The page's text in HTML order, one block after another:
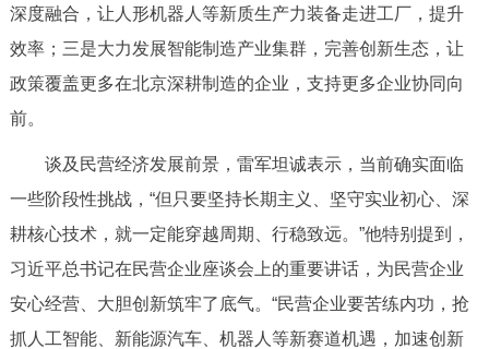
深度融合，让人形机器人等新质生产力装备走进工厂，提升
效率；三是大力发展智能制造产业集群，完善创新生态，让
政策覆盖更多在北京深耕制造的企业，支持更多企业协同向
前。
谈及民营经济发展前景，雷军坦诚表示，当前确实面临
一些阶段性挑战，“但只要坚持长期主义、坚守实业初心、深
耕核心技术，就一定能穿越周期、行稳致远。”他特别提到，
习近平总书记在民营企业座谈会上的重要讲话，为民营企业
安心经营、大胆创新筑牢了底气。“民营企业要苦练内功，抢
抓人工智能、新能源汽车、机器人等新赛道机遇，加速创新